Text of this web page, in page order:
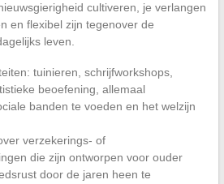
cultiveren, je verlangen
en flexibel zijn tegenover de
leven.
tuinieren, schrijfworkshops,
beoefening, allemaal
banden te voeden en het welzijn
verzekerings- of
die zijn ontworpen voor ouder
door de jaren heen te